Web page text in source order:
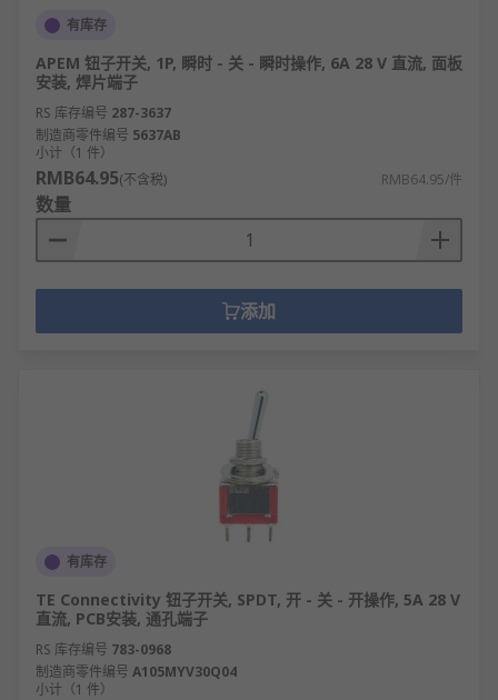
有库存
APEM 钮子开关, 1P, 瞬时 - 关 - 瞬时操作, 6A 28 V 直流, 面板
安装, 焊片端子
RS 库存编号 287-3637
制造商零件编号 5637AB
小计（1 件）
RMB64.95(不含税) RMB64.95/件
数量
添加
有库存
TE Connectivity 钮子开关, SPDT, 开 - 关 - 开操作, 5A 28 V
直流, PCB安装, 通孔端子
RS 库存编号 783-0968
制造商零件编号 A105MYV30Q04
小计（1 件）